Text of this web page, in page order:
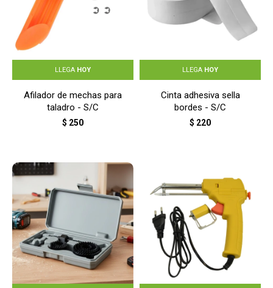
LLEGA HOY
Afilador de mechas para
taladro - S/C
$ 250
LLEGA HOY
Cinta adhesiva sella
bordes - S/C
$ 220